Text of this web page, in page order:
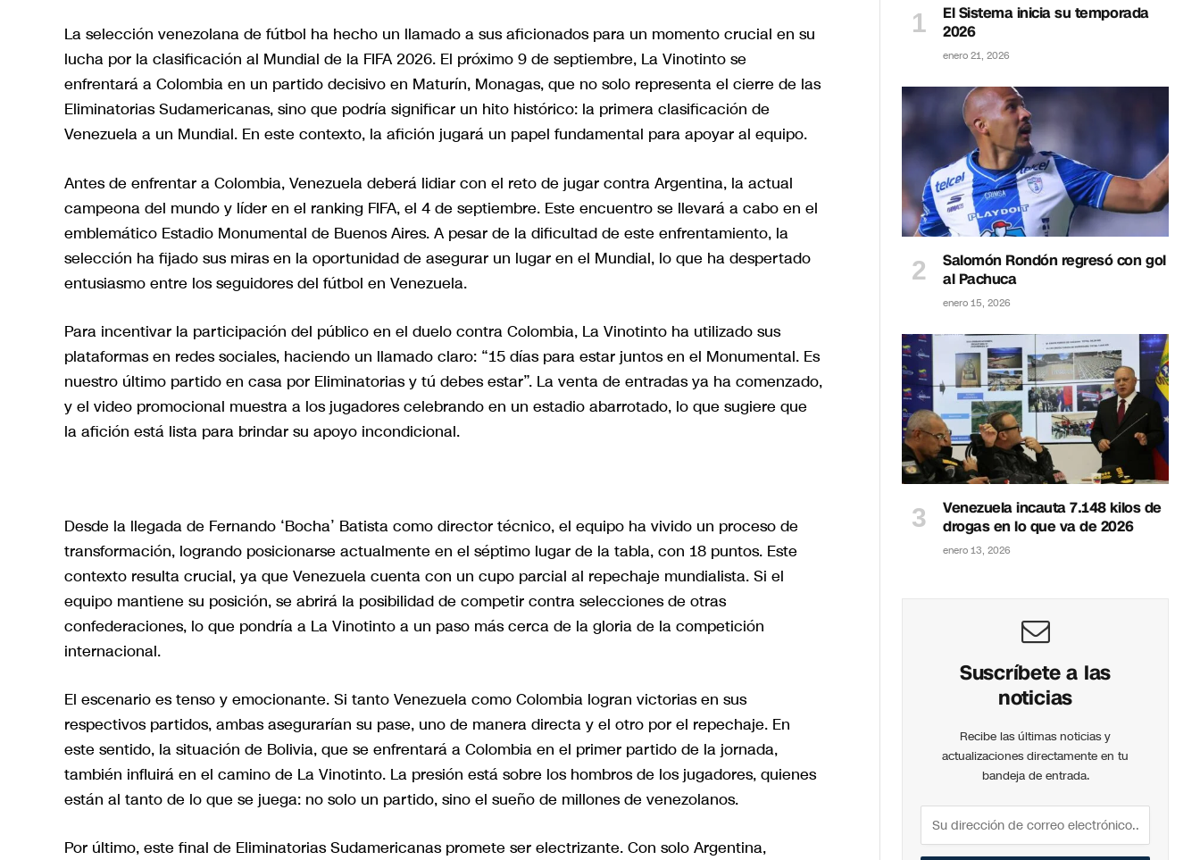
La selección venezolana de fútbol ha hecho un llamado a sus aficionados para un momento crucial en su
lucha por la clasificación al Mundial de la FIFA 2026. El próximo 9 de septiembre, La Vinotinto se
enfrentará a Colombia en un partido decisivo en Maturín, Monagas, que no solo representa el cierre de las
Eliminatorias Sudamericanas, sino que podría significar un hito histórico: la primera clasificación de
Venezuela a un Mundial. En este contexto, la afición jugará un papel fundamental para apoyar al equipo.
Antes de enfrentar a Colombia, Venezuela deberá lidiar con el reto de jugar contra Argentina, la actual
campeona del mundo y líder en el ranking FIFA, el 4 de septiembre. Este encuentro se llevará a cabo en el
emblemático Estadio Monumental de Buenos Aires. A pesar de la dificultad de este enfrentamiento, la
selección ha fijado sus miras en la oportunidad de asegurar un lugar en el Mundial, lo que ha despertado
entusiasmo entre los seguidores del fútbol en Venezuela.
Para incentivar la participación del público en el duelo contra Colombia, La Vinotinto ha utilizado sus
plataformas en redes sociales, haciendo un llamado claro: “15 días para estar juntos en el Monumental. Es
nuestro último partido en casa por Eliminatorias y tú debes estar”. La venta de entradas ya ha comenzado,
y el video promocional muestra a los jugadores celebrando en un estadio abarrotado, lo que sugiere que
la afición está lista para brindar su apoyo incondicional.
Desde la llegada de Fernando ‘Bocha’ Batista como director técnico, el equipo ha vivido un proceso de
transformación, logrando posicionarse actualmente en el séptimo lugar de la tabla, con 18 puntos. Este
contexto resulta crucial, ya que Venezuela cuenta con un cupo parcial al repechaje mundialista. Si el
equipo mantiene su posición, se abrirá la posibilidad de competir contra selecciones de otras
confederaciones, lo que pondría a La Vinotinto a un paso más cerca de la gloria de la competición
internacional.
El escenario es tenso y emocionante. Si tanto Venezuela como Colombia logran victorias en sus
respectivos partidos, ambas asegurarían su pase, uno de manera directa y el otro por el repechaje. En
este sentido, la situación de Bolivia, que se enfrentará a Colombia en el primer partido de la jornada,
también influirá en el camino de La Vinotinto. La presión está sobre los hombros de los jugadores, quienes
están al tanto de lo que se juega: no solo un partido, sino el sueño de millones de venezolanos.
Por último, este final de Eliminatorias Sudamericanas promete ser electrizante. Con solo Argentina,
El Sistema inicia su temporada
2026
enero 21, 2026
Salomón Rondón regresó con gol
al Pachuca
enero 15, 2026
Venezuela incauta 7.148 kilos de
drogas en lo que va de 2026
enero 13, 2026
Suscríbete a las
noticias
Recibe las últimas noticias y
actualizaciones directamente en tu
bandeja de entrada.